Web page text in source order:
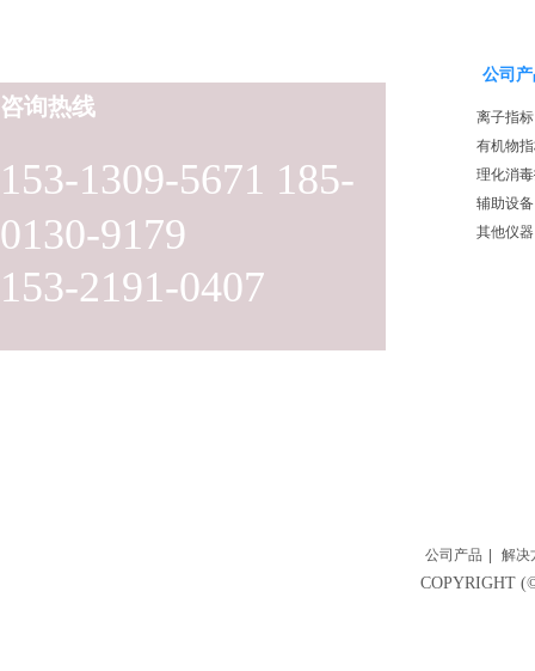
153-1309-5671 185-
0130-9179
153-2191-0407
咨询热线
公司
离子指标
有机物
理化消
辅助设备
其他仪器
公司产品 解决
COPYRIGHT